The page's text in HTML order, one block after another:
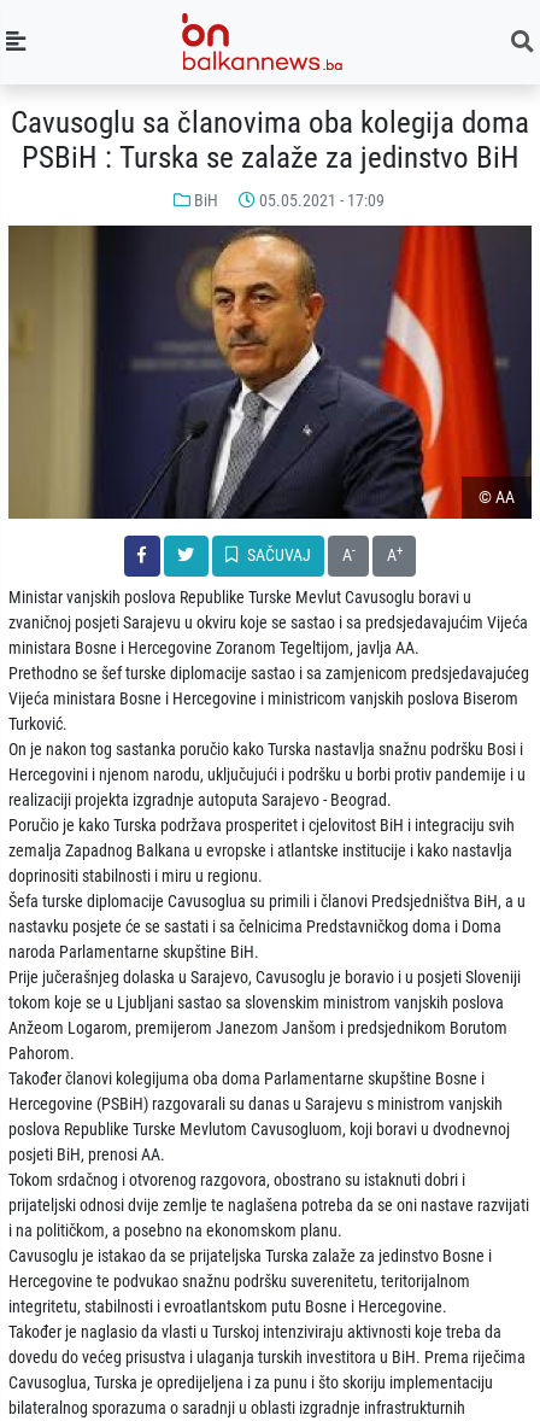
Cavusoglu sa članovima oba kolegija doma
PSBiH : Turska se zalaže za jedinstvo BiH
BiH 05.05.2021 - 17:09
© AA
SAČUVAJ A- A+
Ministar vanjskih poslova Republike Turske Mevlut Cavusoglu boravi u
zvaničnoj posjeti Sarajevu u okviru koje se sastao i sa predsjedavajućim Vijeća
ministara Bosne i Hercegovine Zoranom Tegeltijom, javlja AA.
Prethodno se šef turske diplomacije sastao i sa zamjenicom predsjedavajućeg
Vijeća ministara Bosne i Hercegovine i ministricom vanjskih poslova Biserom
Turković.
On je nakon tog sastanka poručio kako Turska nastavlja snažnu podršku Bosi i
Hercegovini i njenom narodu, uključujući i podršku u borbi protiv pandemije i u
realizaciji projekta izgradnje autoputa Sarajevo - Beograd.
Poručio je kako Turska podržava prosperitet i cjelovitost BiH i integraciju svih
zemalja Zapadnog Balkana u evropske i atlantske institucije i kako nastavlja
doprinositi stabilnosti i miru u regionu.
Šefa turske diplomacije Cavusoglua su primili i članovi Predsjedništva BiH, a u
nastavku posjete će se sastati i sa čelnicima Predstavničkog doma i Doma
naroda Parlamentarne skupštine BiH.
Prije jučerašnjeg dolaska u Sarajevo, Cavusoglu je boravio i u posjeti Sloveniji
tokom koje se u Ljubljani sastao sa slovenskim ministrom vanjskih poslova
Anžeom Logarom, premijerom Janezom Janšom i predsjednikom Borutom
Pahorom.
Također članovi kolegijuma oba doma Parlamentarne skupštine Bosne i
Hercegovine (PSBiH) razgovarali su danas u Sarajevu s ministrom vanjskih
poslova Republike Turske Mevlutom Cavusogluom, koji boravi u dvodnevnoj
posjeti BiH, prenosi AA.
Tokom srdačnog i otvorenog razgovora, obostrano su istaknuti dobri i
prijateljski odnosi dvije zemlje te naglašena potreba da se oni nastave razvijati
i na političkom, a posebno na ekonomskom planu.
Cavusoglu je istakao da se prijateljska Turska zalaže za jedinstvo Bosne i
Hercegovine te podvukao snažnu podršku suverenitetu, teritorijalnom
integritetu, stabilnosti i evroatlantskom putu Bosne i Hercegovine.
Također je naglasio da vlasti u Turskoj intenziviraju aktivnosti koje treba da
dovedu do većeg prisustva i ulaganja turskih investitora u BiH. Prema riječima
Cavusoglua, Turska je opredijeljena i za punu i što skoriju implementaciju
bilateralnog sporazuma o saradnji u oblasti izgradnje infrastrukturnih